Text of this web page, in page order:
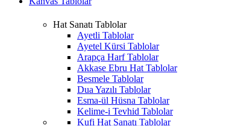
Hat Sanatı Tablolar
Ayetli Tablolar
Ayetel Kürsi Tablolar
Arapça Harf Tablolar
Akkase Ebru Hat Tablolar
Besmele Tablolar
Dua Yazılı Tablolar
Esma-ül Hüsna Tablolar
Kelime-i Tevhid Tablolar
Kufi Hat Sanatı Tablolar